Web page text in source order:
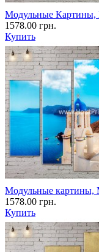
Модульные Картины,
1578.00 грн.
Купить
Модульные картины,
1578.00 грн.
Купить